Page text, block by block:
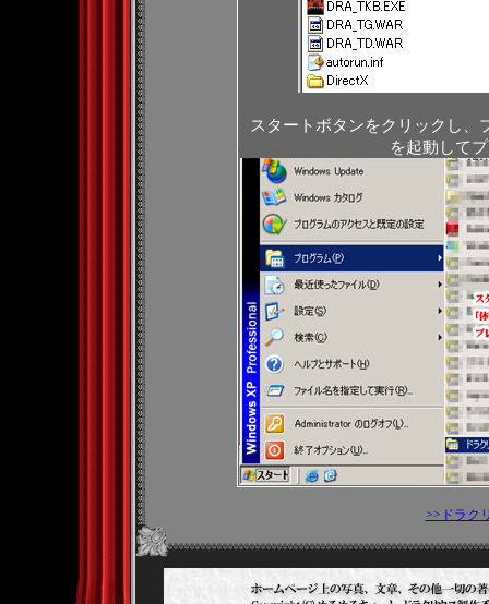
スタートボタンをクリックし、
を起動して
>>ドラク